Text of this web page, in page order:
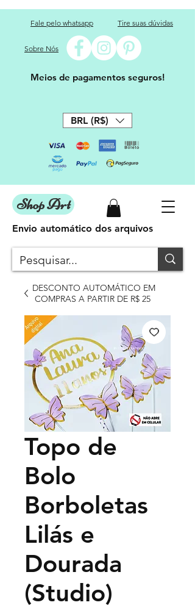
Fale pelo whatsapp Tire suas dúvidas
Sobre Nós
Meios de pagamentos seguros!
BRL (R$)
Shop Art
DESCONTO AUTOMÁTICO EM
COMPRAS A PARTIR DE R$ 25
Envio automático dos arquivos
Topo de
Bolo
Borboletas
Lilás e
Dourada
(Studio)